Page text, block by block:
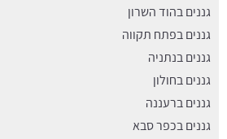
גננים בהוד השרון
גננים בפתח תקווה
גננים בנתניה
גננים בחולון
גננים ברעננה
גננים בכפר סבא